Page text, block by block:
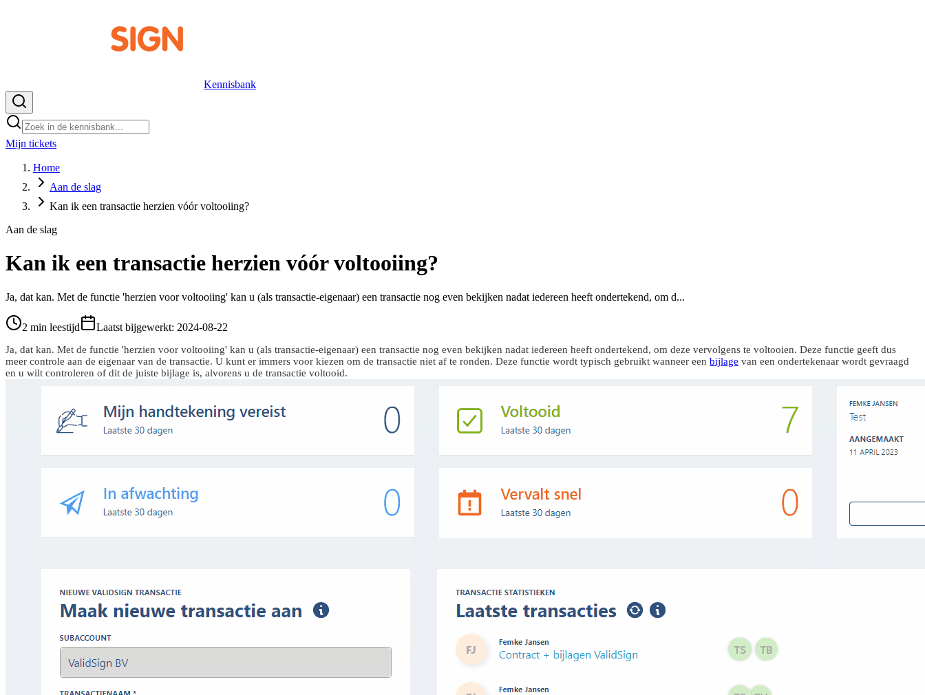
Kennisbank
Mijn tickets
Home
Aan de slag
Kan ik een transactie herzien vóór voltooiing?
Aan de slag
Kan ik een transactie herzien vóór voltooiing?
Ja, dat kan. Met de functie 'herzien voor voltooiing' kan u (als transactie-eigenaar) een transactie nog even bekijken nadat iedereen heeft ondertekend, om d...
2 min leestijd Laatst bijgewerkt: 2024-08-22
Ja, dat kan. Met de functie 'herzien voor voltooiing' kan u (als transactie-eigenaar) een transactie nog even bekijken nadat iedereen heeft ondertekend, om deze vervolgens te voltooien. Deze functie geeft dus
meer controle aan de eigenaar van de transactie. U kunt er immers voor kiezen om de transactie niet af te ronden. Deze functie wordt typisch gebruikt wanneer een bijlage van een ondertekenaar wordt gevraagd
en u wilt controleren of dit de juiste bijlage is, alvorens u de transactie voltooid.